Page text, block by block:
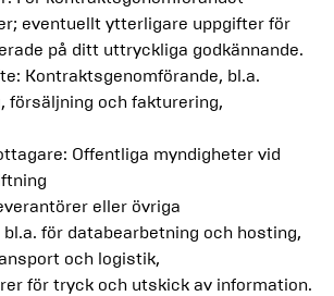
eventuellt ytterligare uppgifter för
på ditt uttryckliga godkännande.
Kontraktsgenomförande, bl.a.
försäljning och fakturering,
Offentliga myndigheter vid
eller övriga
för databearbetning och hosting,
och logistik,
för tryck och utskick av information.